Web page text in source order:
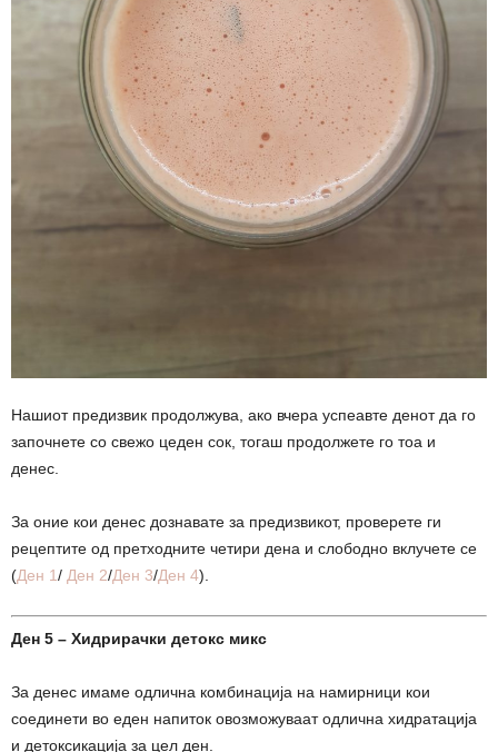
Нашиот предизвик продолжува, ако вчера успеавте денот да го
започнете со свежо цеден сок, тогаш продолжете го тоа и
денес.
За оние кои денес дознавате за предизвикот, проверете ги
рецептите од претходните четири дена и слободно вклучете се
(Ден 1/ Ден 2/Ден 3/Ден 4).
Ден 5 – Хидрирачки детокс микс
За денес имаме одлична комбинација на намирници кои
соединети во еден напиток овозможуваат одлична хидратација
и детоксикација за цел ден.